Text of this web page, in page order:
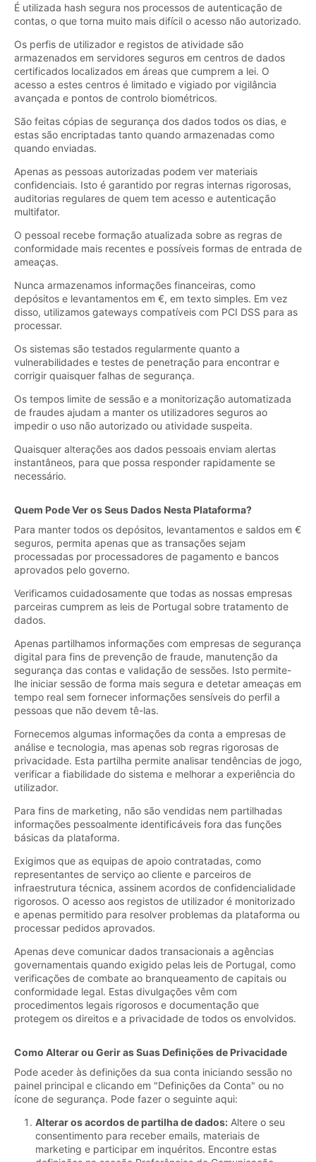
É utilizada hash segura nos processos de autenticação de
contas, o que torna muito mais difícil o acesso não autorizado.
Os perfis de utilizador e registos de atividade são
armazenados em servidores seguros em centros de dados
certificados localizados em áreas que cumprem a lei. O
acesso a estes centros é limitado e vigiado por vigilância
avançada e pontos de controlo biométricos.
São feitas cópias de segurança dos dados todos os dias, e
estas são encriptadas tanto quando armazenadas como
quando enviadas.
Apenas as pessoas autorizadas podem ver materiais
confidenciais. Isto é garantido por regras internas rigorosas,
auditorias regulares de quem tem acesso e autenticação
multifator.
O pessoal recebe formação atualizada sobre as regras de
conformidade mais recentes e possíveis formas de entrada de
ameaças.
Nunca armazenamos informações financeiras, como
depósitos e levantamentos em €, em texto simples. Em vez
disso, utilizamos gateways compatíveis com PCI DSS para as
processar.
Os sistemas são testados regularmente quanto a
vulnerabilidades e testes de penetração para encontrar e
corrigir quaisquer falhas de segurança.
Os tempos limite de sessão e a monitorização automatizada
de fraudes ajudam a manter os utilizadores seguros ao
impedir o uso não autorizado ou atividade suspeita.
Quaisquer alterações aos dados pessoais enviam alertas
instantâneos, para que possa responder rapidamente se
necessário.
Quem Pode Ver os Seus Dados Nesta Plataforma?
Para manter todos os depósitos, levantamentos e saldos em €
seguros, permita apenas que as transações sejam
processadas por processadores de pagamento e bancos
aprovados pelo governo.
Verificamos cuidadosamente que todas as nossas empresas
parceiras cumprem as leis de Portugal sobre tratamento de
dados.
Apenas partilhamos informações com empresas de segurança
digital para fins de prevenção de fraude, manutenção da
segurança das contas e validação de sessões. Isto permite-
lhe iniciar sessão de forma mais segura e detetar ameaças em
tempo real sem fornecer informações sensíveis do perfil a
pessoas que não devem tê-las.
Fornecemos algumas informações da conta a empresas de
análise e tecnologia, mas apenas sob regras rigorosas de
privacidade. Esta partilha permite analisar tendências de jogo,
verificar a fiabilidade do sistema e melhorar a experiência do
utilizador.
Para fins de marketing, não são vendidas nem partilhadas
informações pessoalmente identificáveis fora das funções
básicas da plataforma.
Exigimos que as equipas de apoio contratadas, como
representantes de serviço ao cliente e parceiros de
infraestrutura técnica, assinem acordos de confidencialidade
rigorosos. O acesso aos registos de utilizador é monitorizado
e apenas permitido para resolver problemas da plataforma ou
processar pedidos aprovados.
Apenas deve comunicar dados transacionais a agências
governamentais quando exigido pelas leis de Portugal, como
verificações de combate ao branqueamento de capitais ou
conformidade legal. Estas divulgações vêm com
procedimentos legais rigorosos e documentação que
protegem os direitos e a privacidade de todos os envolvidos.
Como Alterar ou Gerir as Suas Definições de Privacidade
Pode aceder às definições da sua conta iniciando sessão no
painel principal e clicando em "Definições da Conta" ou no
ícone de segurança. Pode fazer o seguinte aqui:
Alterar os acordos de partilha de dados: Altere o seu
consentimento para receber emails, materiais de
marketing e participar em inquéritos. Encontre estas